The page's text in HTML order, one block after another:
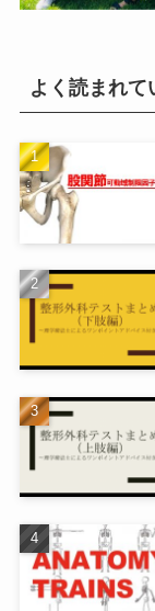
よく読まれて